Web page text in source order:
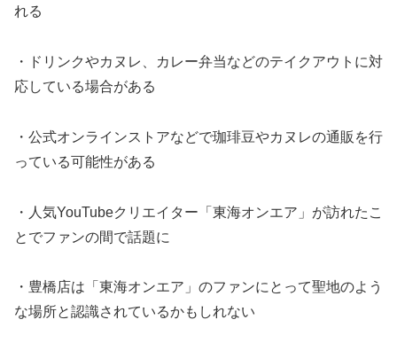
れる
・ドリンクやカヌレ、カレー弁当などのテイクアウトに対
応している場合がある
・公式オンラインストアなどで珈琲豆やカヌレの通販を行
っている可能性がある
・人気YouTubeクリエイター「東海オンエア」が訪れたこ
とでファンの間で話題に
・豊橋店は「東海オンエア」のファンにとって聖地のよう
な場所と認識されているかもしれない